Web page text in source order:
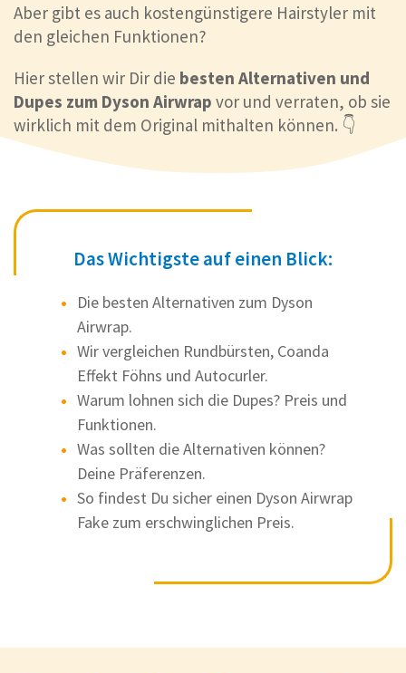
Aber gibt es auch kostengünstigere Hairstyler mit
den gleichen Funktionen?
Hier stellen wir Dir die besten Alternativen und
Dupes zum Dyson Airwrap vor und verraten, ob sie
wirklich mit dem Original mithalten können. 👇
Das Wichtigste auf einen Blick:
Die besten Alternativen zum Dyson
Airwrap.
Wir vergleichen Rundbürsten, Coanda
Effekt Föhns und Autocurler.
Warum lohnen sich die Dupes? Preis und
Funktionen.
Was sollten die Alternativen können?
Deine Präferenzen.
So findest Du sicher einen Dyson Airwrap
Fake zum erschwinglichen Preis.